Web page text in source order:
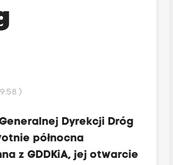
)
Dyrekcji Dróg
północna
z GDDKiA, jej otwarcie